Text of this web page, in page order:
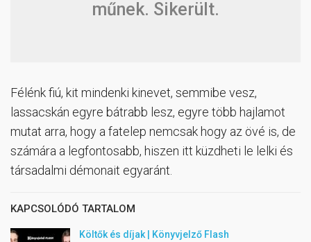
műnek. Sikerült.
Félénk fiú, kit mindenki kinevet, semmibe vesz,
lassacskán egyre bátrabb lesz, egyre több hajlamot
mutat arra, hogy a fatelep nemcsak hogy az övé is, de
számára a legfontosabb, hiszen itt küzdheti le lelki és
társadalmi démonait egyaránt.
KAPCSOLÓDÓ TARTALOM
Költők és díjak | Könyvjelző Flash